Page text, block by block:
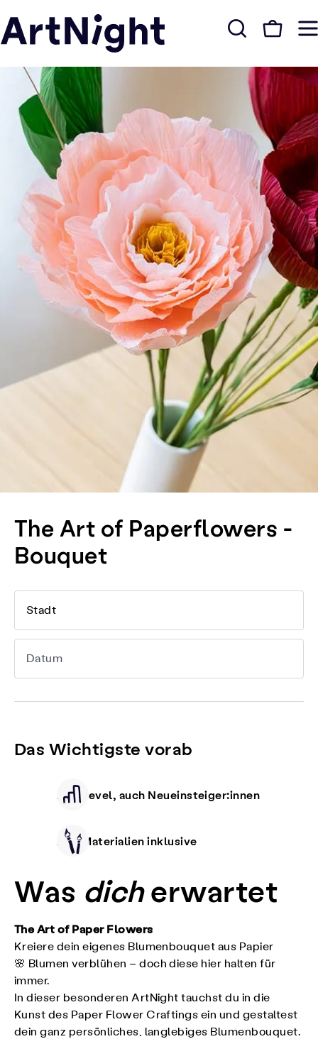
The Art of Paperflowers -
Bouquet
Stadt
Datum
Das Wichtigste vorab
Alle Level, auch Neueinsteiger:innen
Alle Materialien inklusive
Was dicherwartet
The Art of Paper Flowers
Kreiere dein eigenes Blumenbouquet aus Papier
🌸 Blumen verblühen – doch diese hier halten für
immer.
In dieser besonderen ArtNight tauchst du in die
Kunst des Paper Flower Craftings ein und gestaltest
dein ganz persönliches, langlebiges Blumenbouquet.